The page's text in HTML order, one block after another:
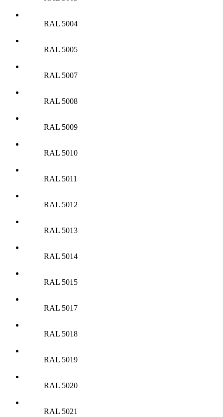
RAL 5004
RAL 5005
RAL 5007
RAL 5008
RAL 5009
RAL 5010
RAL 5011
RAL 5012
RAL 5013
RAL 5014
RAL 5015
RAL 5017
RAL 5018
RAL 5019
RAL 5020
RAL 5021